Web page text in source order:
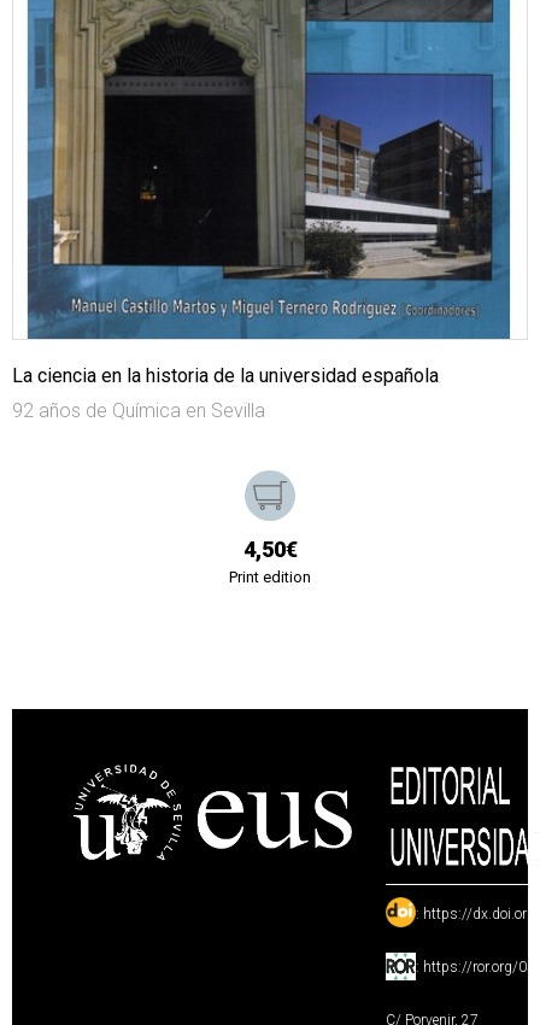
La ciencia en la historia de la universidad española
92 años de Química en Sevilla
4,50€
Print edition
: https://
: https://ror.org/
C/ Porvenir, 27